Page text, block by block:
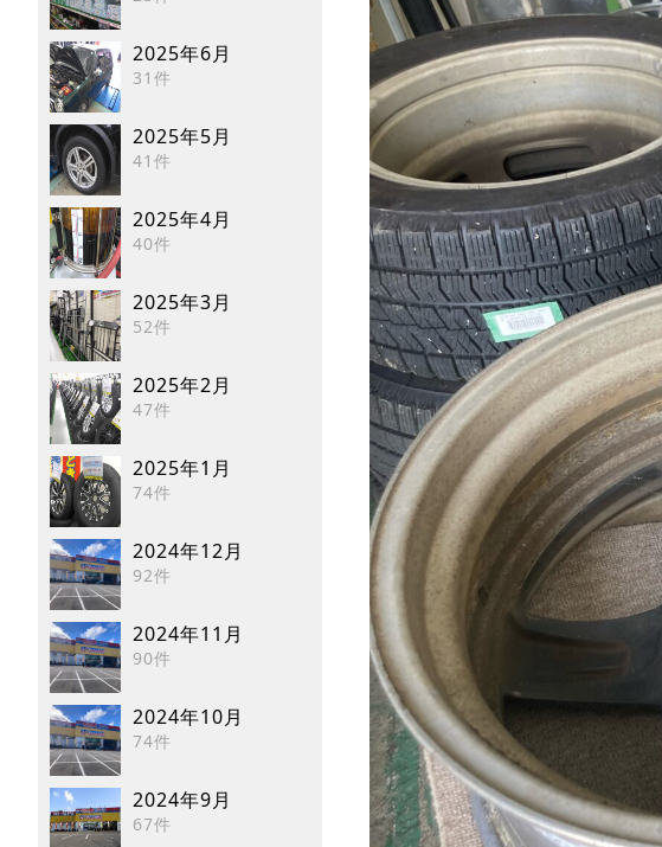
2025年6月
31件
2025年5月
41件
2025年4月
40件
2025年3月
52件
2025年2月
47件
2025年1月
74件
2024年12月
92件
2024年11月
90件
2024年10月
74件
2024年9月
67件